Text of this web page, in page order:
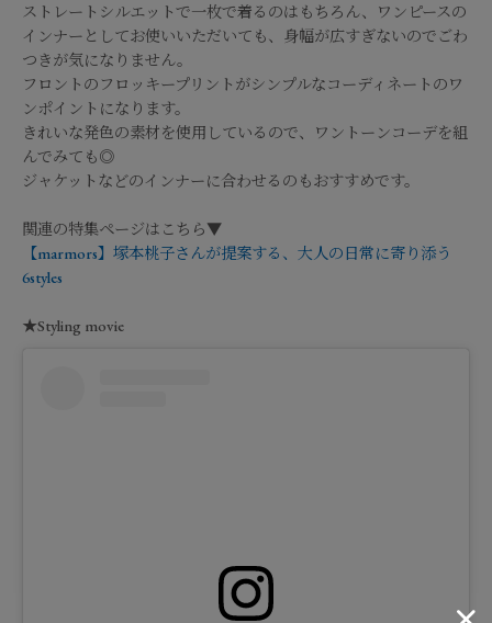
ストレートシルエットで一枚で着るのはもちろん、ワンピースの
インナーとしてお使いいただいても、身幅が広すぎないのでごわ
つきが気になりません。
フロントのフロッキープリントがシンプルなコーディネートのワ
ンポイントになります。
きれいな発色の素材を使用しているので、ワントーンコーデを組
んでみても◎
ジャケットなどのインナーに合わせるのもおすすめです。
関連の特集ページはこちら▼
【marmors】塚本桃子さんが提案する、大人の日常に寄り添う
6styles
★Styling movie